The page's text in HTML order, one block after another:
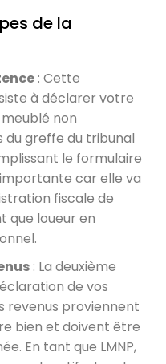
de la
: Cette
à déclarer votre
non
du greffe du tribunal
le formulaire
car elle va
fiscale de
que loueur en
: La deuxième
de vos
revenus proviennent
bien et doivent être
En tant que LMNP,